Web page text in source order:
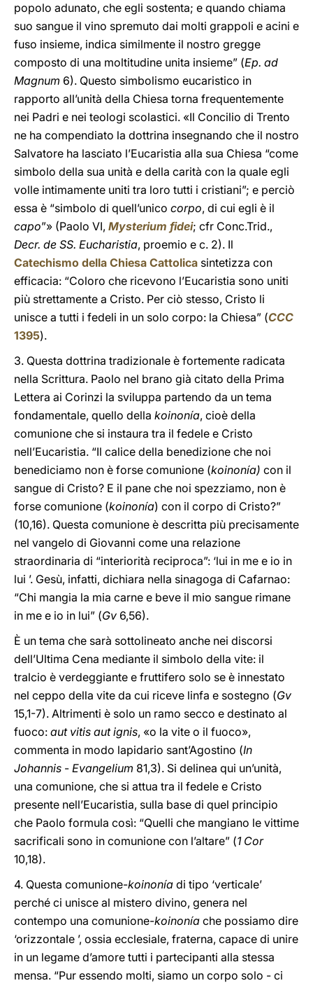
popolo adunato, che egli sostenta; e quando chiama
suo sangue il vino spremuto dai molti grappoli e acini e
fuso insieme, indica similmente il nostro gregge
composto di una moltitudine unita insieme” (Ep. ad
Magnum 6). Questo simbolismo eucaristico in
rapporto all’unità della Chiesa torna frequentemente
nei Padri e nei teologi scolastici. «Il Concilio di Trento
ne ha compendiato la dottrina insegnando che il nostro
Salvatore ha lasciato l’Eucaristia alla sua Chiesa “come
simbolo della sua unità e della carità con la quale egli
volle intimamente uniti tra loro tutti i cristiani”; e perciò
essa è “simbolo di quell’unico corpo, di cui egli è il
capo”» (Paolo VI, Mysterium fidei; cfr Conc.Trid.,
Decr. de SS. Eucharistia, proemio e c. 2). Il
Catechismo della Chiesa Cattolica sintetizza con
efficacia: “Coloro che ricevono l’Eucaristia sono uniti
più strettamente a Cristo. Per ciò stesso, Cristo li
unisce a tutti i fedeli in un solo corpo: la Chiesa” (CCC
1395).
3. Questa dottrina tradizionale è fortemente radicata
nella Scrittura. Paolo nel brano già citato della Prima
Lettera ai Corinzi la sviluppa partendo da un tema
fondamentale, quello della koinonía, cioè della
comunione che si instaura tra il fedele e Cristo
nell’Eucaristia. “Il calice della benedizione che noi
benediciamo non è forse comunione (koinonía) con il
sangue di Cristo? E il pane che noi spezziamo, non è
forse comunione (koinonía) con il corpo di Cristo?”
(10,16). Questa comunione è descritta più precisamente
nel vangelo di Giovanni come una relazione
straordinaria di “interiorità reciproca”: ‘lui in me e io in
lui ’. Gesù, infatti, dichiara nella sinagoga di Cafarnao:
“Chi mangia la mia carne e beve il mio sangue rimane
in me e io in lui” (Gv 6,56).
È un tema che sarà sottolineato anche nei discorsi
dell’Ultima Cena mediante il simbolo della vite: il
tralcio è verdeggiante e fruttifero solo se è innestato
nel ceppo della vite da cui riceve linfa e sostegno (Gv
15,1-7). Altrimenti è solo un ramo secco e destinato al
fuoco: aut vitis aut ignis, «o la vite o il fuoco»,
commenta in modo lapidario sant’Agostino (In
Johannis - Evangelium 81,3). Si delinea qui un’unità,
una comunione, che si attua tra il fedele e Cristo
presente nell’Eucaristia, sulla base di quel principio
che Paolo formula così: “Quelli che mangiano le vittime
sacrificali sono in comunione con l’altare” (1 Cor
10,18).
4. Questa comunione-koinonía di tipo ‘verticale’
perché ci unisce al mistero divino, genera nel
contempo una comunione-koinonía che possiamo dire
‘orizzontale ’, ossia ecclesiale, fraterna, capace di unire
in un legame d’amore tutti i partecipanti alla stessa
mensa. “Pur essendo molti, siamo un corpo solo - ci